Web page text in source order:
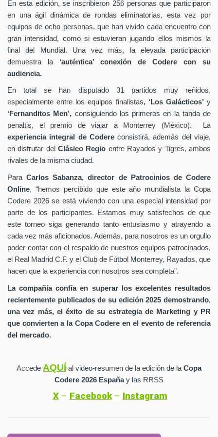
En esta edición, se inscribieron 256 personas que participaron
en una ágil dinámica de rondas eliminatorias, esta vez por
equipos de ocho personas, que han vivido cada encuentro con
gran intensidad, como si estuvieran jugando ellos mismos la
final del Mundial. Una vez más, la elevada participación
demuestra la ‘auténtica’ conexión de Codere con su
audiencia.
En total se han disputado 31 partidos muy reñidos,
especialmente entre los equipos finalistas, ‘Los Galácticos’y
‘Fernanditos Men’, consiguiendo los primeros en la tanda de
penaltis, el premio de viajar a Monterrey (México). La
experiencia integral de Codereconsistirá, además del viaje,
en disfrutar del Clásico Regio entre Rayados y Tigres, ambos
rivales de la misma ciudad.
ParaCarlos Sabanza, director de Patrocinios de Codere
Online, “hemos percibido que este año mundialista la Copa
Codere 2026 se está viviendo con una especial intensidad por
parte de los participantes. Estamos muy satisfechos de que
este torneo siga generando tanto entusiasmo y atrayendo a
cada vez más aficionados. Además, para nosotros es un orgullo
poder contar con el respaldo de nuestros equipos patrocinados,
el Real Madrid C.F. y el Club de Fútbol Monterrey, Rayados, que
hacen que la experiencia con nosotros sea completa”.
La compañía confía en superar los excelentes resultados
recientemente publicados de su edición 2025 demostrando,
una vez más, el éxito de su estrategia de Marketing y PR
que convierten a la Copa Codere en el evento de referencia
del mercado.
Accede AQUÍ al video-resumen de la edición de la Copa
Codere 2026 Españay las RRSS
X– Facebook– Instagram